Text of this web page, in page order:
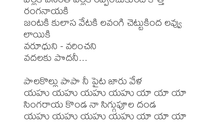
రంగనాయకి
జంటకి కులాస వేటకి లవంగి చెట్టుకింద లవ్వు
లాయికి
వరూధుని - వరించని
వదలకు పొదనీ...
పాలకొల్లు పాపా నీ పైట జారు వేళ
యహు యహు యహు యహు యా యా యా
సింగరాయ కొండ నా సిగ్గుపూల దండ
యహు యహు యహు యహు యా యా యా